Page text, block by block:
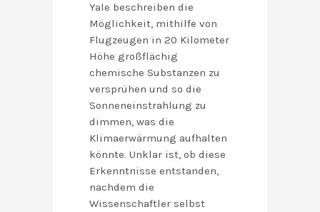
Yale beschreiben die
Möglichkeit, mithilfe von
Flugzeugen in 20 Kilometer
Höhe großflächig
chemische Substanzen zu
versprühen und so die
Sonneneinstrahlung zu
dimmen, was die
Klimaerwärmung aufhalten
könnte. Unklar ist, ob diese
Erkenntnisse entstanden,
nachdem die
Wissenschaftler selbst